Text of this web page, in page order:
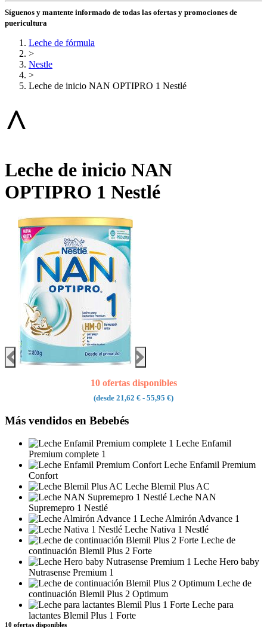
Síguenos y mantente informado de todas las ofertas y promociones de
puericultura
Leche de fórmula
>
Nestle
>
Leche de inicio NAN OPTIPRO 1 Nestlé
^
Leche de inicio NAN
OPTIPRO 1 Nestlé
10 ofertas disponibles
(desde 21,62 € - 55,95 €)
Más vendidos en Bebebés
Leche Enfamil
Premium complete 1
Leche Enfamil Premium
Confort
Leche Blemil Plus AC
Leche NAN
Supremepro 1 Nestlé
Leche Almirón Advance 1
Leche Nativa 1 Nestlé
Leche de
continuación Blemil Plus 2 Forte
Leche Hero baby
Nutrasense Premium 1
Leche de
continuación Blemil Plus 2 Optimum
Leche para
lactantes Blemil Plus 1 Forte
10 ofertas disponibles